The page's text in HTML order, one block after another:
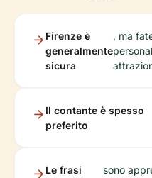
Firenze è
generalmente
sicura
, ma
Il contante è spesso
preferito
Le frasi
sono